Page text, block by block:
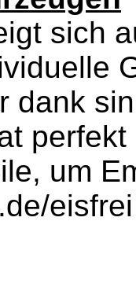
sich
dank
um